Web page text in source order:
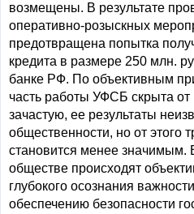
возмещены. В результате
оперативно-розыскных
предотвращена попытка
кредита в размере 250 млн.
банке РФ. По объективным
часть работы УФСБ скрыта от
зачастую, ее результаты
общественности, но от этого
становится менее значимым.
обществе происходят
глубокого осознания
обеспечению безопасности